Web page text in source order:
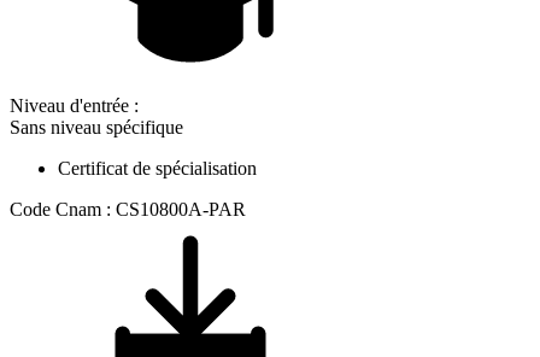
Niveau d'entrée :
Sans niveau spécifique
Certificat de spécialisation
Code Cnam : CS10800A-PAR